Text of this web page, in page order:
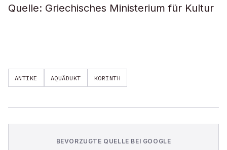
Quelle: Griechisches Ministerium für Kultur
ANTIKE AQUÄDUKT KORINTH
BEVORZUGTE QUELLE BEI GOOGLE